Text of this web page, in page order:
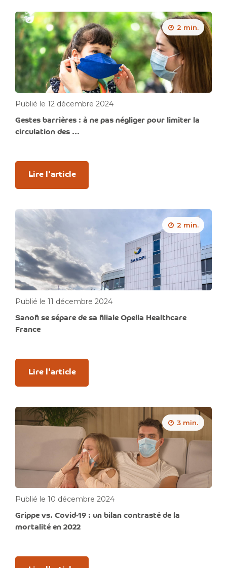
2 min.
Publié le 12 décembre 2024
Gestes barrières : à ne pas négliger pour limiter la
circulation des ...
Lire l'article
2 min.
Publié le 11 décembre 2024
Sanofi se sépare de sa filiale Opella Healthcare
France
Lire l'article
3 min.
Publié le 10 décembre 2024
Grippe vs. Covid-19 : un bilan contrasté de la
mortalité en 2022